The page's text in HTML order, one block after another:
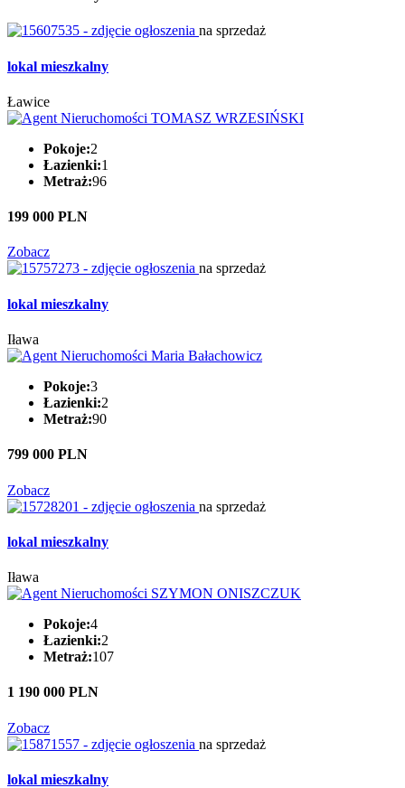
na sprzedaż
lokal mieszkalny
Ławice
Pokoje:2
Łazienki:1
Metraż:96
199 000 PLN
Zobacz
na sprzedaż
lokal mieszkalny
Iława
Pokoje:3
Łazienki:2
Metraż:90
799 000 PLN
Zobacz
na sprzedaż
lokal mieszkalny
Iława
Pokoje:4
Łazienki:2
Metraż:107
1 190 000 PLN
Zobacz
na sprzedaż
lokal mieszkalny